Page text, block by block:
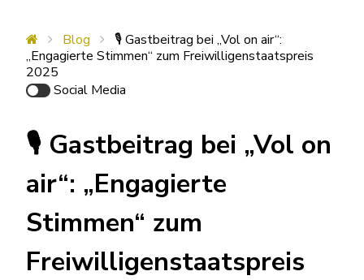
Blog
🎙️ Gastbeitrag bei „Vol on air“:
„Engagierte Stimmen“ zum Freiwilligenstaatspreis
2025
Social Media
🎙️ Gastbeitrag bei „Vol on
air“: „Engagierte
Stimmen“ zum
Freiwilligenstaatspreis